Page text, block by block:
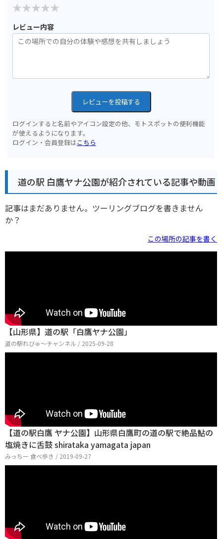
レビュー内容
レビューを投稿する
ログインすると名前やアイコン設定の他、モトスポットの便利機能
が使えるようになります。
ログイン・会員登録はこちら
道の駅 白鷹ヤナ公園が紹介されている記事や動画
記事はまだありません。ツーリングブログを書きません
か？
この場所の記事を書く
【山形県】道の駅「白鷹ヤナ公園」
道の駅れびゅ〜チャンネル / 2025-09-28
【道の駅白鷹 ヤナ公園】山形県白鷹町の道の駅で絶品鮎の
塩焼きに舌鼓 shirataka yamagata japan
みっちー 食べ歩き / 2019-09-27